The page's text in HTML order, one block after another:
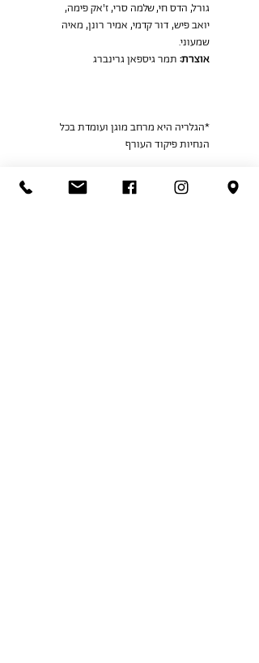
גורל, הדס חי, שלמה סרי, ז'אק פימה,
יואב פיש, דור קדמי, אמיר רונן, מאיה
שמעוני.
אוצרת: תמר גיספאן גרינברג
*הגלריה היא מרחב מוגן ועומדת בכל
הנחיות פיקוד העורף
Share This Event